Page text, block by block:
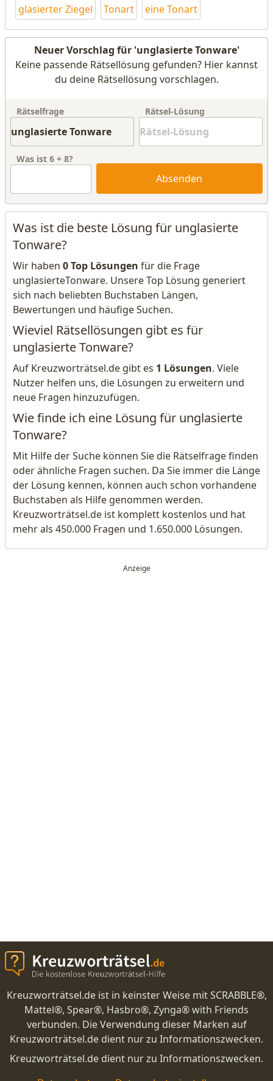
glasierter Ziegel Tonart eine Tonart
Neuer Vorschlag für 'unglasierte Tonware'
Keine passende Rätsellösung gefunden? Hier kannst
du deine Rätsellösung vorschlagen.
Rätselfrage Rätsel-Lösung
Was ist 6 + 8?
Absenden
Was ist die beste Lösung für unglasierte
Tonware?
Wir haben 0 Top Lösungen für die Frage
unglasierteTonware. Unsere Top Lösung generiert
sich nach beliebten Buchstaben Längen,
Bewertungen und häufige Suchen.
Wieviel Rätsellösungen gibt es für
unglasierte Tonware?
Auf Kreuzworträtsel.de gibt es 1 Lösungen. Viele
Nutzer helfen uns, die Lösungen zu erweitern und
neue Fragen hinzuzufügen.
Wie finde ich eine Lösung für unglasierte
Tonware?
Mit Hilfe der Suche können Sie die Rätselfrage finden
oder ähnliche Fragen suchen. Da Sie immer die Länge
der Lösung kennen, können auch schon vorhandene
Buchstaben als Hilfe genommen werden.
Kreuzworträtsel.de ist komplett kostenlos und hat
mehr als 450.000 Fragen und 1.650.000 Lösungen.
Kreuzworträtsel.de ist in keinster Weise mit SCRABBLE®,
Mattel®, Spear®, Hasbro®, Zynga® with Friends
verbunden. Die Verwendung dieser Marken auf
Kreuzworträtsel.de dient nur zu Informationszwecken.
Kreuzworträtsel.de dient nur zu Informationszwecken.